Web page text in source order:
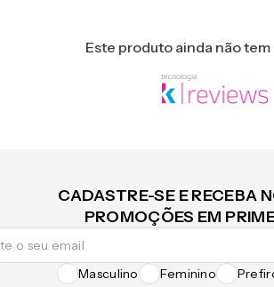
Este produto ainda não tem
CADASTRE-SE E RECEBA
PROMOÇÕES EM
Masculino Feminino